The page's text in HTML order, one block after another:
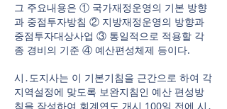
그 주요내용은 ① 국가재정운영의 기본 방향
과 중점투자방침 ② 지방재정운영의 방향과
중점투자대상사업 ③ 통일적으로 적용할 각
종 경비의 기준 ④ 예산편성체제 등이다.
시․도지사는 이 기본기침을 근간으로 하여 각
지역설정에 맞도록 보완지침인 예산 편성방
침을 작성하여 회계연도 개시 100일 전에 시․